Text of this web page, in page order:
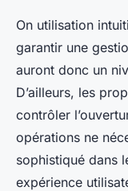
On utilisation
garantir une
auront donc un
D’ailleurs, les
contrôler
opérations ne
sophistiqué dans
expérience